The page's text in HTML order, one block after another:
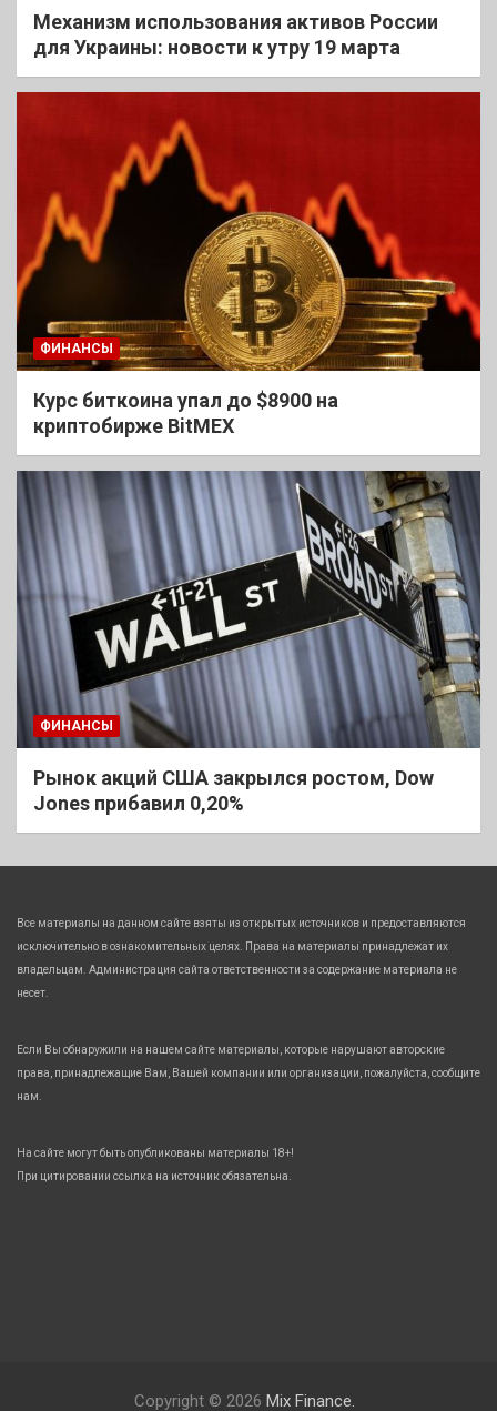
Механизм использования активов России
для Украины: новости к утру 19 марта
ФИНАНСЫ
Курс биткоина упал до $8900 на
криптобирже BitMEX
ФИНАНСЫ
Рынок акций США закрылся ростом, Dow
Jones прибавил 0,20%
Все материалы на данном сайте взяты из открытых источников и предоставляются
исключительно в ознакомительных целях. Права на материалы принадлежат их
владельцам. Администрация сайта ответственности за содержание материала не
несет.
Если Вы обнаружили на нашем сайте материалы, которые нарушают авторские
права, принадлежащие Вам, Вашей компании или организации, пожалуйста, сообщите
нам.
На сайте могут быть опубликованы материалы 18+!
При цитировании ссылка на источник обязательна.
Copyright © 2026 Mix Finance.